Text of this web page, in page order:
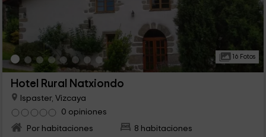
16 Fotos
Hotel Rural Natxiondo
Ispaster, Vizcaya
0 opiniones
Por habitaciones
8 habitaciones